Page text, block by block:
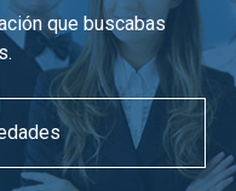
que buscabas